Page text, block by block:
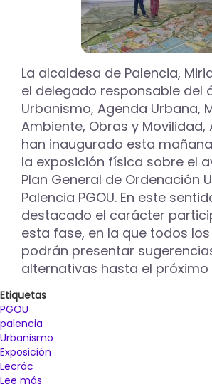
La alcaldesa de Palencia,
el delegado responsable del
Urbanismo, Agenda Urbana,
Ambiente, Obras y Movilidad,
han inaugurado esta
la exposición física sobre el
Plan General de Ordenación
Palencia PGOU. En este
destacado el carácter
esta fase, en la que todos
podrán presentar
alternativas hasta el próximo
Etiquetas
PGOU
palencia
Urbanismo
Exposición
Lecrác
Lee más